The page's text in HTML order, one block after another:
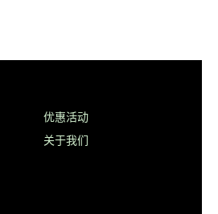
优惠活动
关于我们